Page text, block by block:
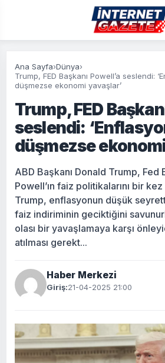
Ana Sayfa›Dünya›
Trump, FED Başkanı Powell’a seslendi:
düşmezse ekonomi yavaşlar’
Trump, FED
seslendi:
düşmezse
ABD Başkanı Donald Trump, Fed
Powell’ın faiz politikalarını bir
Trump, enflasyonun düşük
faiz indiriminin geciktiğini
olası bir yavaşlamaya karşı
atılması gerekt...
Haber Merkezi
Giriş:21-04-2025 21:00